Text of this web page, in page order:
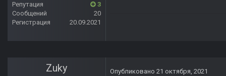
Репутация
3
Сообщений
20
Регистрация
20.09.2021
Zuky Опубликовано 21 октября, 2021